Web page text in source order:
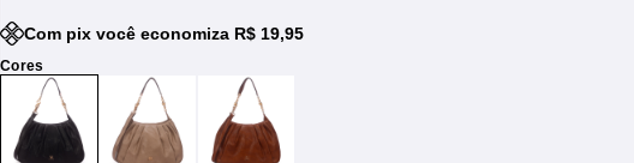
Com pix você economiza R$ 19,95